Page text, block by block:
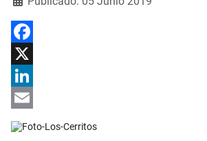
Facebook
X
LinkedIn
Email